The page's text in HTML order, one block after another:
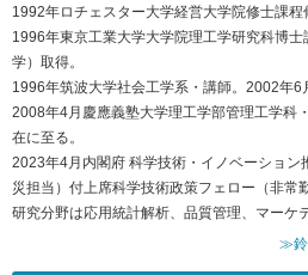
1992年ロチェスター大学経営大学院修士課程
1996年東京工業大学大学院理工学研究科博
学）取得。
1996年筑波大学社会工学系・講師。2002年6
2008年4月慶應義塾大学理工学部管理工学科
在に至る。
2023年4月内閣府 科学技術・イノベーション
災担当）付上席科学技術政策フェロー（非常勤
研究分野は応用統計解析、品質管理、マーケ
≫鈴